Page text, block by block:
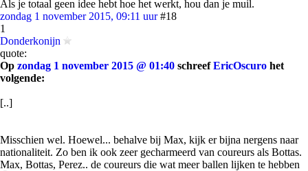
Als je totaal geen idee hebt hoe het werkt, hou dan je muil.
zondag 1 november 2015, 09:11 uur #18
1
Donderkonijn
quote:
Op zondag 1 november 2015 @ 01:40 schreefEricOscuro het
volgende:
[..]
Misschien wel. Hoewel... behalve bij Max, kijk er bijna nergens naar
nationaliteit. Zo ben ik ook zeer gecharmeerd van coureurs als Bottas.
Max, Bottas, Perez.. de coureurs die wat meer ballen lijken te hebben